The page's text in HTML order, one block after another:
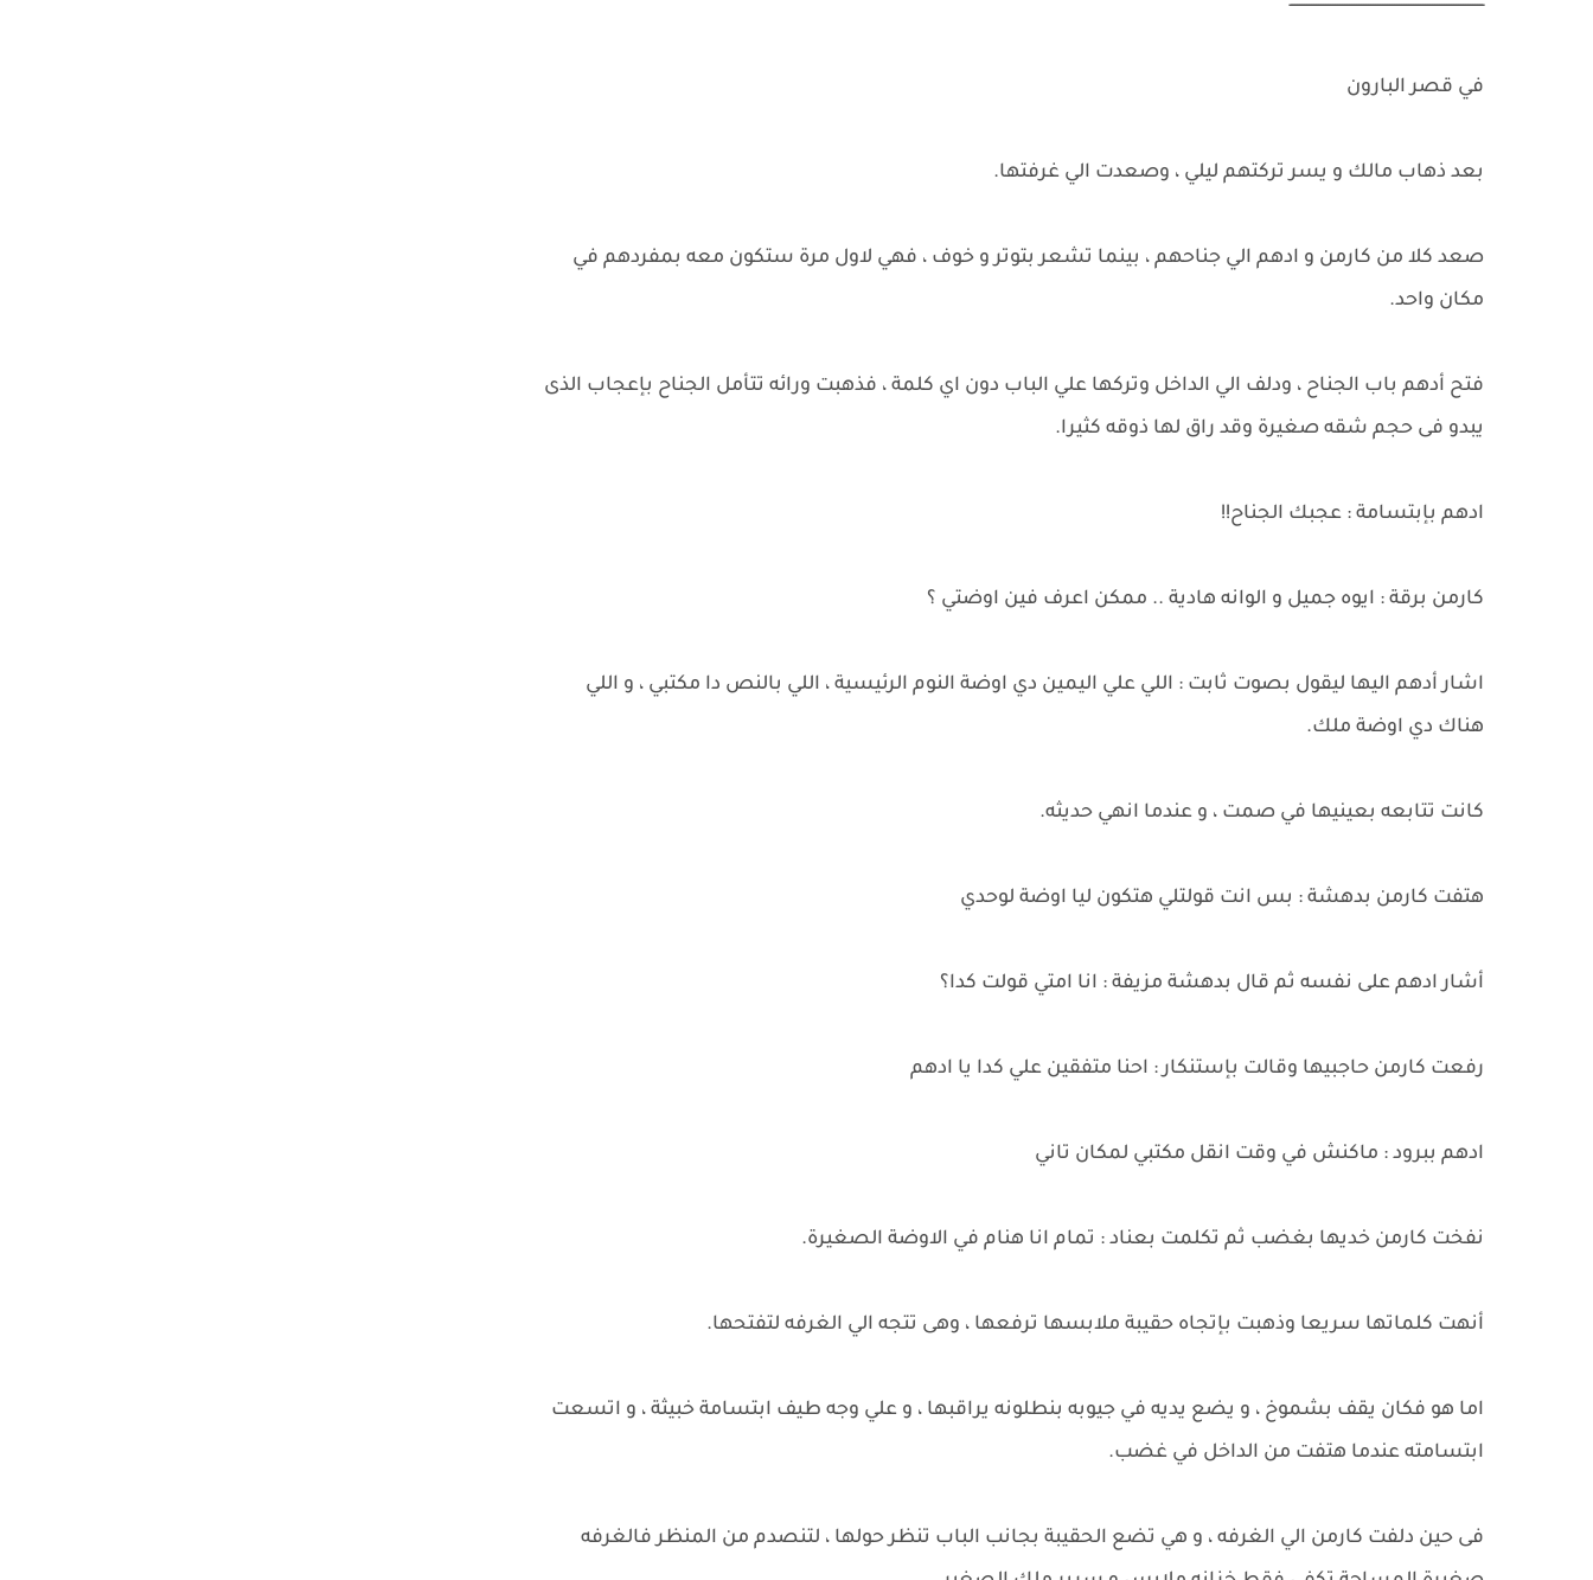
في قصر البارون
بعد ذهاب مالك و يسر تركتهم ليلي ، وصعدت الي غرفتها.
صعد كلا من كارمن و ادهم الي جناحهم ، بينما تشعر بتوتر و خوف ، فهي لاول مرة ستكون معه بمفردهم في
مكان واحد.
فتح أدهم باب الجناح ، ودلف الي الداخل وتركها علي الباب دون اي كلمة ، فذهبت ورائه تتأمل الجناح بإعجاب الذى
يبدو فى حجم شقه صغيرة وقد راق لها ذوقه كثيرا.
ادهم بإبتسامة : عجبك الجناح!!
كارمن برقة : ايوه جميل و الوانه هادية .. ممكن اعرف فين اوضتي ؟
اشار أدهم اليها ليقول بصوت ثابت : اللي علي اليمين دي اوضة النوم الرئيسية ، اللي بالنص دا مكتبي ، و اللي
هناك دي اوضة ملك.
كانت تتابعه بعينيها في صمت ، و عندما انهي حديثه.
هتفت كارمن بدهشة : بس انت قولتلي هتكون ليا اوضة لوحدي
أشار ادهم على نفسه ثم قال بدهشة مزيفة : انا امتي قولت كدا؟
رفعت كارمن حاجبيها وقالت بإستنكار : احنا متفقين علي كدا يا ادهم
ادهم ببرود : ماكنش في وقت انقل مكتبي لمكان تاني
نفخت كارمن خديها بغضب ثم تكلمت بعناد : تمام انا هنام في الاوضة الصغيرة.
أنهت كلماتها سريعا وذهبت بإتجاه حقيبة ملابسها ترفعها ، وهى تتجه الي الغرفه لتفتحها.
اما هو فكان يقف بشموخ ، و يضع يديه في جيوبه بنطلونه يراقبها ، و علي وجه طيف ابتسامة خبيثة ، و اتسعت
ابتسامته عندما هتفت من الداخل في غضب.
فى حين دلفت كارمن الي الغرفه ، و هي تضع الحقيبة بجانب الباب تنظر حولها ، لتنصدم من المنظر فالغرفه